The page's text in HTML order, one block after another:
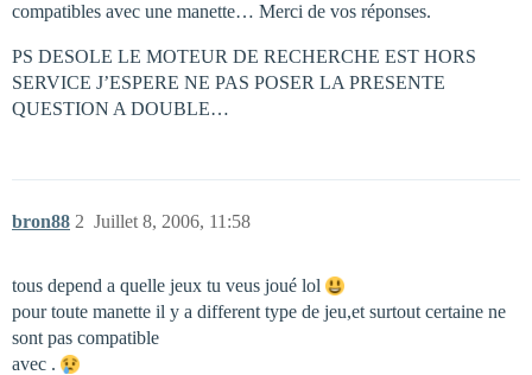
compatibles avec une manette… Merci de vos réponses.
PS DESOLE LE MOTEUR DE RECHERCHE EST HORS
SERVICE J’ESPERE NE PAS POSER LA PRESENTE
QUESTION A DOUBLE…
bron88 Juillet 8, 2006, 11:58
2
tous depend a quelle jeux tu veus joué lol
pour toute manette il y a different type de jeu,et surtout certaine ne
sont pas compatible
avec .